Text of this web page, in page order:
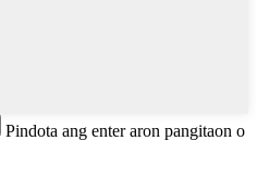
Pindota ang enter aron pangitaon o